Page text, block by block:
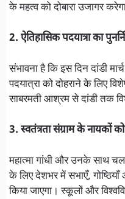
के महत्व को दोबारा उजागर
2. ऐतिहासिक पदयात्रा का
संभावना है कि इस दिन दांडी
पदयात्रा को दोहराने के लिए
साबरमती आश्रम से दांडी तक
3. स्वतंत्रता संग्राम के नायकों
महात्मा गांधी और उनके साथ
के लिए देशभर में सभाएँ,
किया जाएगा। स्कूलों और